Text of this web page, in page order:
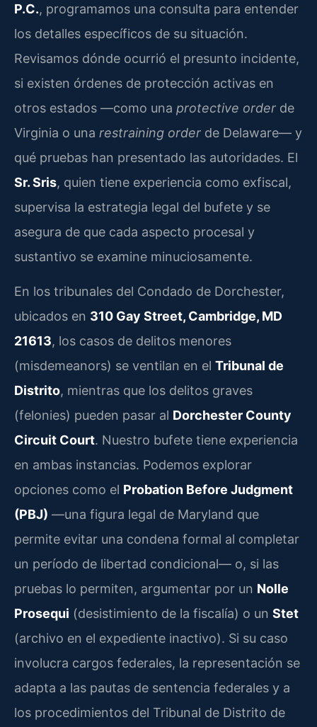
P.C., programamos una consulta para entender
los detalles específicos de su situación.
Revisamos dónde ocurrió el presunto incidente,
si existen órdenes de protección activas en
otros estados —como una protective order de
Virginia o una restraining order de Delaware— y
qué pruebas han presentado las autoridades. El
Sr. Sris, quien tiene experiencia como exfiscal,
supervisa la estrategia legal del bufete y se
asegura de que cada aspecto procesal y
sustantivo se examine minuciosamente.
En los tribunales del Condado de Dorchester,
ubicados en 310 Gay Street, Cambridge, MD
21613, los casos de delitos menores
(misdemeanors) se ventilan en el Tribunal de
Distrito, mientras que los delitos graves
(felonies) pueden pasar al Dorchester County
Circuit Court. Nuestro bufete tiene experiencia
en ambas instancias. Podemos explorar
opciones como el Probation Before Judgment
(PBJ) —una figura legal de Maryland que
permite evitar una condena formal al completar
un período de libertad condicional— o, si las
pruebas lo permiten, argumentar por un Nolle
Prosequi (desistimiento de la fiscalía) o un Stet
(archivo en el expediente inactivo). Si su caso
involucra cargos federales, la representación se
adapta a las pautas de sentencia federales y a
los procedimientos del Tribunal de Distrito de